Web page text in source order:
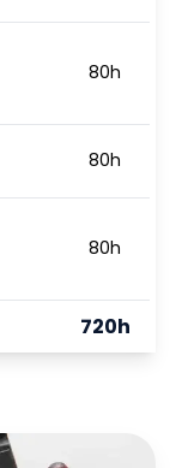
80h
80h
80h
720h